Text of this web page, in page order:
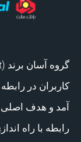
کاربران در
آمد و هدف اصلی
رابطه با راه